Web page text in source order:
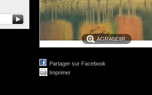
AGRANDIR
Partager sur Facebook
Imprimer